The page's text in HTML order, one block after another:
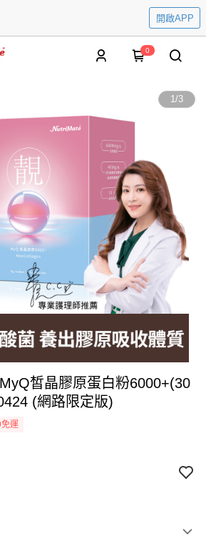
開啟APP
0
1/3
皙晶膠原蛋白粉6000+(30
(網路限定版)
運